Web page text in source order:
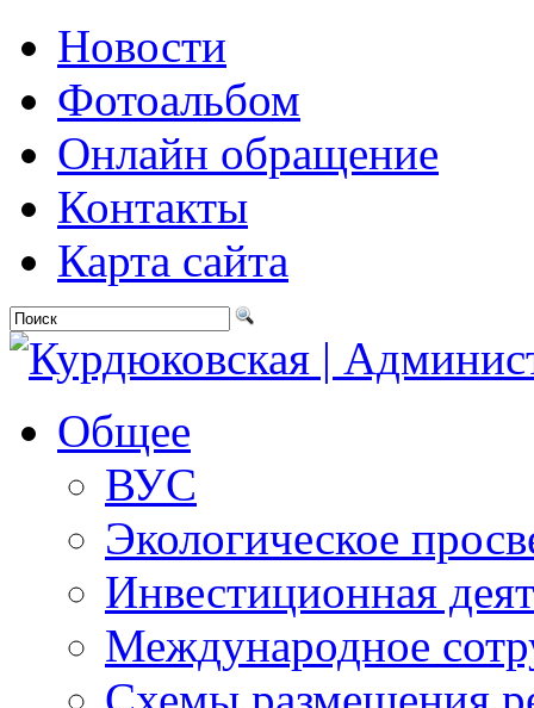
Новости
Фотоальбом
Онлайн обращение
Контакты
Карта сайта
Общее
ВУС
Экологическое
Инвестиционная
Международное